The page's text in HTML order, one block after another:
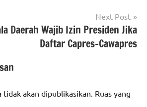
Next Post
Daerah Wajib Izin Presiden Jika
Daftar Capres-Cawapres
akan dipublikasikan. Ruas yang